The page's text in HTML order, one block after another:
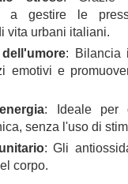
a gestire le
vita urbani italiani.
: Bilancia
emotivi e
: Ideale per
senza l'uso di
: Gli
corpo.